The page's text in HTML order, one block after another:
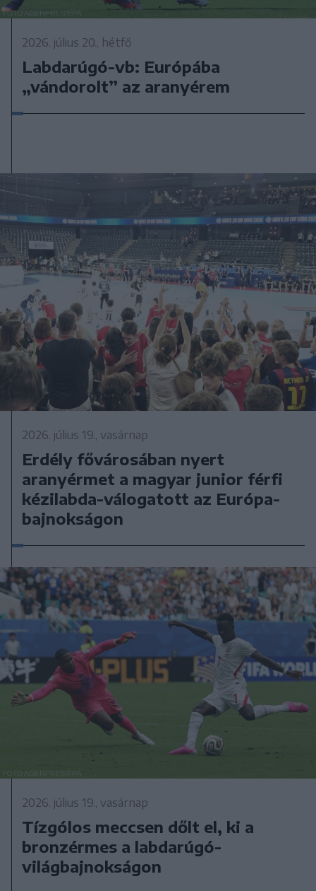
2026. július 20., hétfő
Labdarúgó-vb: Európába
„vándorolt” az aranyérem
2026. július 19., vasárnap
Erdély fővárosában nyert
aranyérmet a magyar junior férfi
kézilabda-válogatott az Európa-
bajnokságon
2026. július 19., vasárnap
Tízgólos meccsen dőlt el, ki a
bronzérmes a labdarúgó-
világbajnokságon